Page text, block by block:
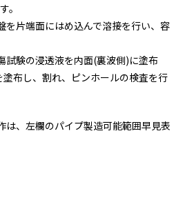
。
を片端面にはめ込んで溶接を行い、容
試験の浸透液を内面(裏波側)に塗布
布し、割れ、ピンホールの検査を行
は、左欄のパイプ製造可能範囲早見表